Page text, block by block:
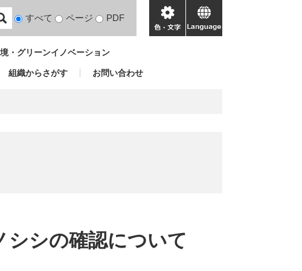
検
対
すべて ページ PDF
色・
文
language
・グリーンイノベーション
組織からさがす お問い合わせ
シシの確認について